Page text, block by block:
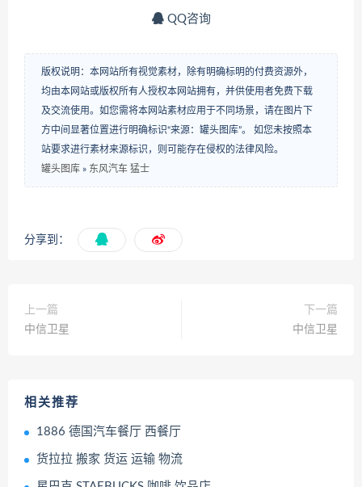
QQ咨询
版权说明：本网站所有视觉素材，除有明确标明的付费资源外，
均由本网站或版权所有人授权本网站拥有，并供使用者免费下载
及交流使用。如您需将本网站素材应用于不同场景，请在图片下
方中间显著位置进行明确标识“来源：罐头图库”。 如您未按照本
站要求进行素材来源标识，则可能存在侵权的法律风险。
罐头图库 » 东风汽车 猛士
分享到：
上一篇
中信卫星
下一篇
中信卫星
相关推荐
1886 德国汽车餐厅 西餐厅
货拉拉 搬家 货运 运输 物流